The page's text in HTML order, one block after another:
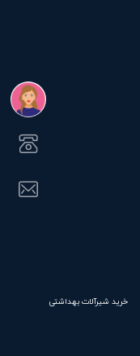
خرید شیرآلات بهداشتی